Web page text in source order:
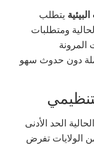
يتطلب
ومتطلبات
دون حدوث سهو
الحد الأدنى
الولايات تفرض